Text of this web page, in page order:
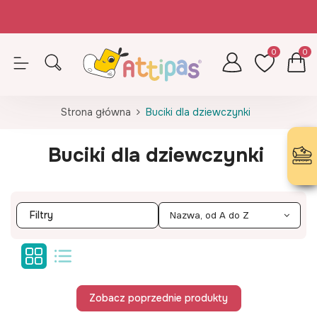
0 0
Strona główna Buciki dla dziewczynki
Buciki dla dziewczynki
Filtry Nazwa, od A do Z
Zobacz poprzednie produkty